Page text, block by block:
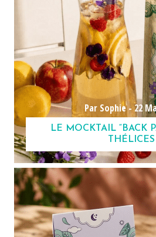
Par Sophie -22
LE MOCKTAIL “BACK
THÉLICES